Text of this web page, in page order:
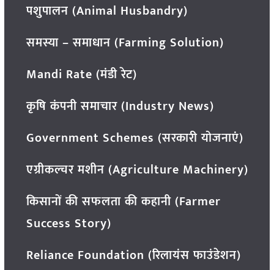
पशुपालन (Animal Husbandry)
समस्या – समाधान (Farming Solution)
Mandi Rate (मंडी रेट)
कृषि कंपनी समाचार (Industry News)
Government Schemes (सरकारी योजनाएं)
एग्रीकल्चर मशीन (Agriculture Machinery)
किसानों की सफलता की कहानी (Farmer
Success Story)
Reliance Foundation (रिलायंस फाउंडेशन)